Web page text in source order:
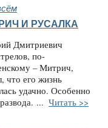
И РУСАЛКА
Дмитриевич
по-
– Митрич,
что его жизнь
удачно. Особенно
... Читать >>